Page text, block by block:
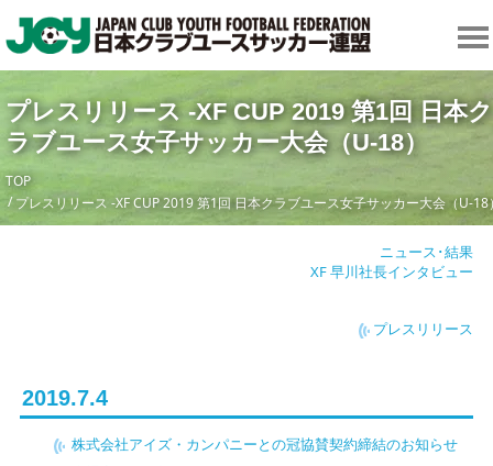
プレスリリース -XF CUP 2019 第1回 日本ク
ラブユース女子サッカー大会（U-18）
TOP
プレスリリース -XF CUP 2019 第1回 日本クラブユース女子サッカー大会（U-18
ニュース･結果
XF 早川社長インタビュー
プレスリリース
2019.7.4
株式会社アイズ・カンパニーとの冠協賛契約締結のお知らせ